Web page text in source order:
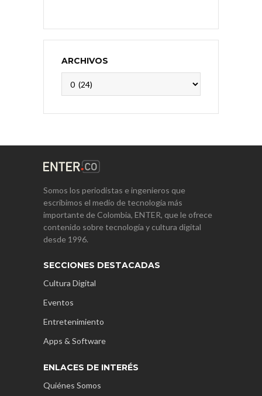
ARCHIVOS
Somos los periodistas e ingenieros que
escribimos el medio de tecnología más
importante de Colombia, ENTER, que le ofrece
contenido sobre tecnología y cultura digital
desde 1996.
SECCIONES DESTACADAS
Cultura Digital
Eventos
Entretenimiento
Apps & Software
ENLACES DE INTERÉS
Quiénes Somos